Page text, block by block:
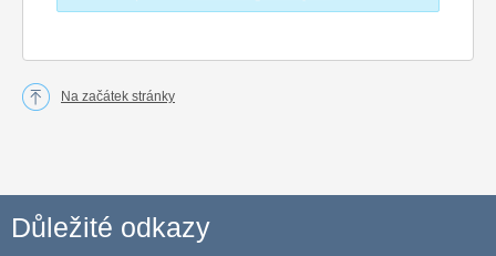
Na začátek stránky
Důležité odkazy